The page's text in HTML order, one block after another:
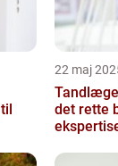
22 maj
det rette